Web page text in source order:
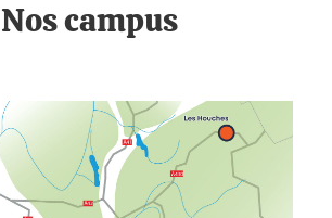
Nos campus